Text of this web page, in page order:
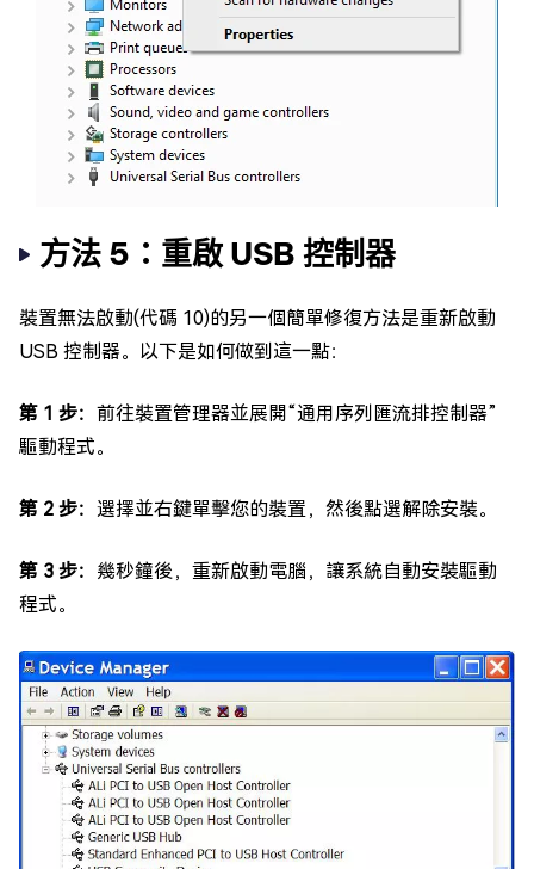
方法 5：重啟 USB 控制器
裝置無法啟動(代碼 10)的另一個簡單修復方法是重新啟動
USB 控制器。以下是如何做到這一點：
第 1 步： 前往裝置管理器並展開“通用序列匯流排控制器”
驅動程式。
第 2 步： 選擇並右鍵單擊您的裝置，然後點選解除安裝。
第 3 步： 幾秒鐘後，重新啟動電腦，讓系統自動安裝驅動
程式。